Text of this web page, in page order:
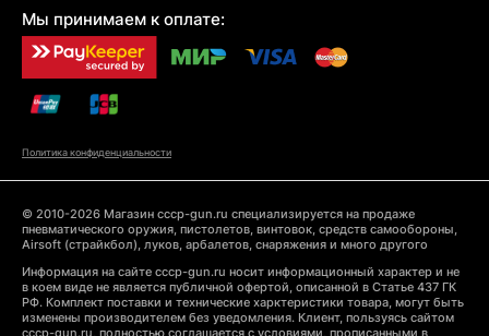
Мы принимаем к оплате:
Политика конфиденциальности
© 2010-2026 Магазин cccp-gun.ru специализируется на продаже
пневматического оружия, пистолетов, винтовок, средств самообороны,
Airsoft (страйкбол), луков, арбалетов, снаряжения и много другого
Информация на сайте cccp-gun.ru носит информационный характер и не
в коем виде не является публичной офертой, описанной в Статье 437 ГК
РФ. Комплект поставки и технические харктеристики товара, могут быть
изменены производителем без уведомления. Клиент, пользуясь сайтом
cccp-gun.ru, полностью соглашается с условиями, прописанными в